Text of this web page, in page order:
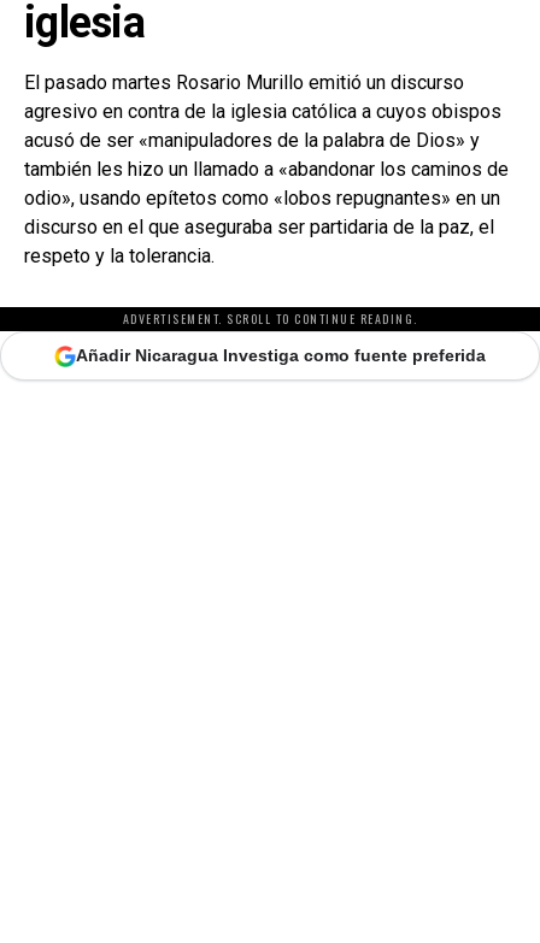
iglesia
El pasado martes Rosario Murillo emitió un discurso
agresivo en contra de la iglesia católica a cuyos obispos
acusó de ser «manipuladores de la palabra de Dios» y
también les hizo un llamado a «abandonar los caminos de
odio», usando epítetos como «lobos repugnantes» en un
discurso en el que aseguraba ser partidaria de la paz, el
respeto y la tolerancia.
ADVERTISEMENT. SCROLL TO CONTINUE READING.
Añadir Nicaragua Investiga como fuente preferida